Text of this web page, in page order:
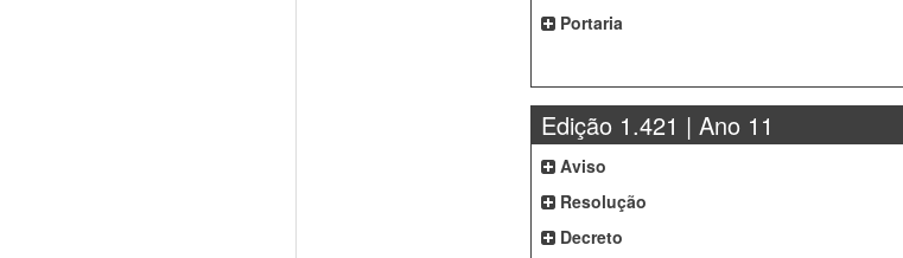
Portaria
Edição 1.421 | Ano 11
Aviso
Resolução
Decreto